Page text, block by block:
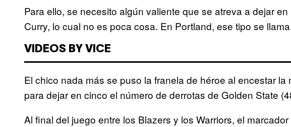
Para ello, se necesito algún valiente que se atreva a dejar
Curry, lo cual no es poca cosa. En Portland, ese tipo se
VIDEOS BY VICE
El chico nada más se puso la franela de héroe al encestar
para dejar en cinco el número de derrotas de Golden State
Al final del juego entre los Blazers y los Warriors, el